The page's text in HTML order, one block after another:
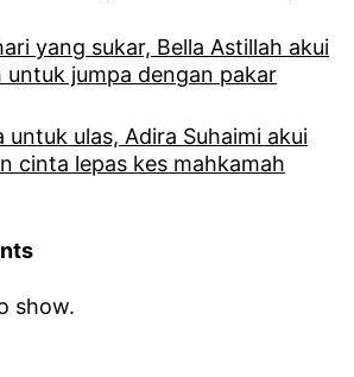
yang sukar, Bella Astillah akui
untuk jumpa dengan pakar
untuk ulas, Adira Suhaimi akui
cinta lepas kes mahkamah
show.